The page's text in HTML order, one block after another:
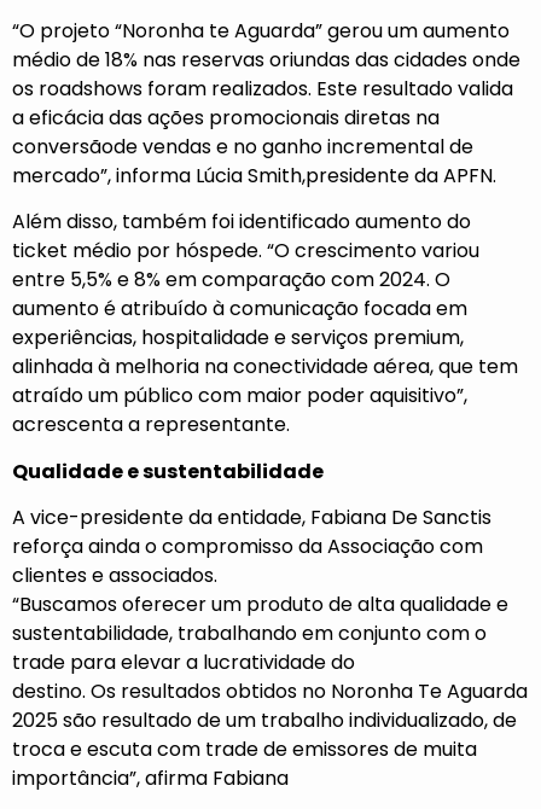
“O projeto “Noronha te Aguarda” gerou um aumento
médio de 18% nas reservas oriundas das cidades onde
os roadshows foram realizados. Este resultado valida
a eficácia das ações promocionais diretas na
conversãode vendas e no ganho incremental de
mercado”, informa Lúcia Smith,presidente da APFN.
Além disso, também foi identificado aumento do
ticket médio por hóspede. “O crescimento variou
entre 5,5% e 8% em comparação com 2024. O
aumento é atribuído à comunicação focada em
experiências, hospitalidade e serviços premium,
alinhada à melhoria na conectividade aérea, que tem
atraído um público com maior poder aquisitivo”,
acrescenta a representante.
Qualidade e sustentabilidade
A vice-presidente da entidade, Fabiana De Sanctis
reforça ainda o compromisso da Associação com
clientes e associados.
“Buscamos oferecer um produto de alta qualidade e
sustentabilidade, trabalhando em conjunto com o
trade para elevar a lucratividade do
destino. Os resultados obtidos no Noronha Te Aguarda
2025 são resultado de um trabalho individualizado, de
troca e escuta com trade de emissores de muita
importância”, afirma Fabiana